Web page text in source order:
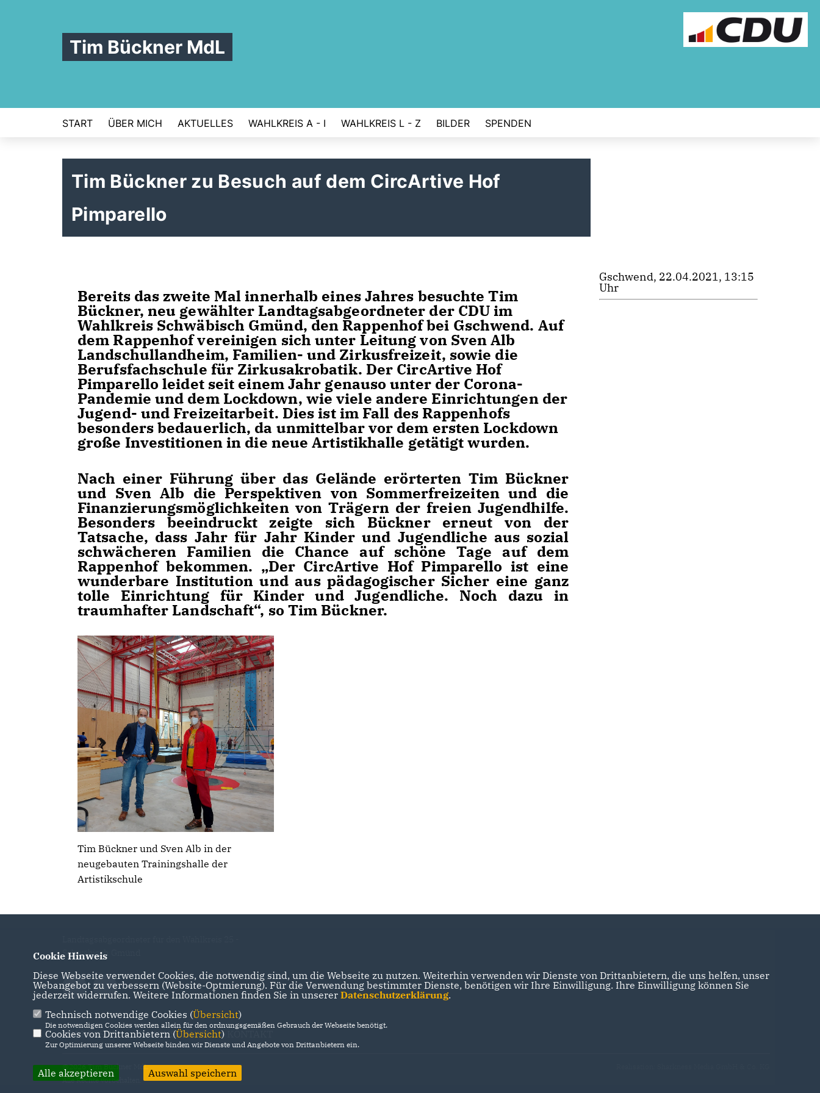
Tim Bückner MdL
START ÜBER MICH AKTUELLES WAHLKREIS A - I WAHLKREIS L - Z BILDER SPENDEN
Tim Bückner zu Besuch auf dem CircArtive Hof
Pimparello
Bereits das zweite Mal innerhalb eines Jahres besuchte Tim
Bückner, neu gewählter Landtagsabgeordneter der CDU im
Wahlkreis Schwäbisch Gmünd, den Rappenhof bei Gschwend. Auf
dem Rappenhof vereinigen sich unter Leitung von Sven Alb
Landschullandheim, Familien- und Zirkusfreizeit, sowie die
Berufsfachschule für Zirkusakrobatik. Der CircArtive Hof
Pimparello leidet seit einem Jahr genauso unter der Corona-
Pandemie und dem Lockdown, wie viele andere Einrichtungen der
Jugend- und Freizeitarbeit. Dies ist im Fall des Rappenhofs
besonders bedauerlich, da unmittelbar vor dem ersten Lockdown
große Investitionen in die neue Artistikhalle getätigt wurden.
Nach einer Führung über das Gelände erörterten Tim Bückner
und Sven Alb die Perspektiven von Sommerfreizeiten und die
Finanzierungsmöglichkeiten von Trägern der freien Jugendhilfe.
Besonders beeindruckt zeigte sich Bückner erneut von der
Tatsache, dass Jahr für Jahr Kinder und Jugendliche aus sozial
schwächeren Familien die Chance auf schöne Tage auf dem
Rappenhof bekommen. „Der CircArtive Hof Pimparello ist eine
wunderbare Institution und aus pädagogischer Sicher eine ganz
tolle Einrichtung für Kinder und Jugendliche. Noch dazu in
traumhafter Landschaft“, so Tim Bückner.
Tim Bückner und Sven Alb in der
neugebauten Trainingshalle der
Artistikschule
Gschwend, 22.04.2021, 13:15
Uhr
Schwäbisch Gmünd
IMPRESSUM DATENSCHUTZ
@2026 Tim Bückner MdL
Alle Rechte vorbehalten.
Cookie Hinweis
Diese Webseite verwendet Cookies, die notwendig sind, um die Webseite zu nutzen. Weiterhin verwenden wir Dienste von Drittanbietern, die uns helfen, unser
Webangebot zu verbessern (Website-Optmierung). Für die Verwendung bestimmter Dienste, benötigen wir Ihre Einwilligung. Ihre Einwilligung können Sie
jederzeit widerrufen. Weitere Informationen finden Sie in unserer Datenschutzerklärung.
Technisch notwendige Cookies (Übersicht)
Die notwendigen Cookies werden allein für den ordnungsgemäßen Gebrauch der Webseite benötigt.
Cookies von Drittanbietern (Übersicht)
Zur Optimierung unserer Webseite binden wir Dienste und Angebote von Drittanbietern ein.
Alle akzeptieren Auswahl speichern